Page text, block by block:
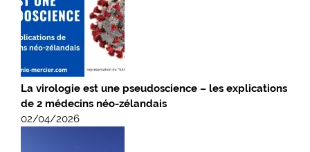
La virologie est une pseudoscience – les explications
de 2 médecins néo-zélandais
02/04/2026